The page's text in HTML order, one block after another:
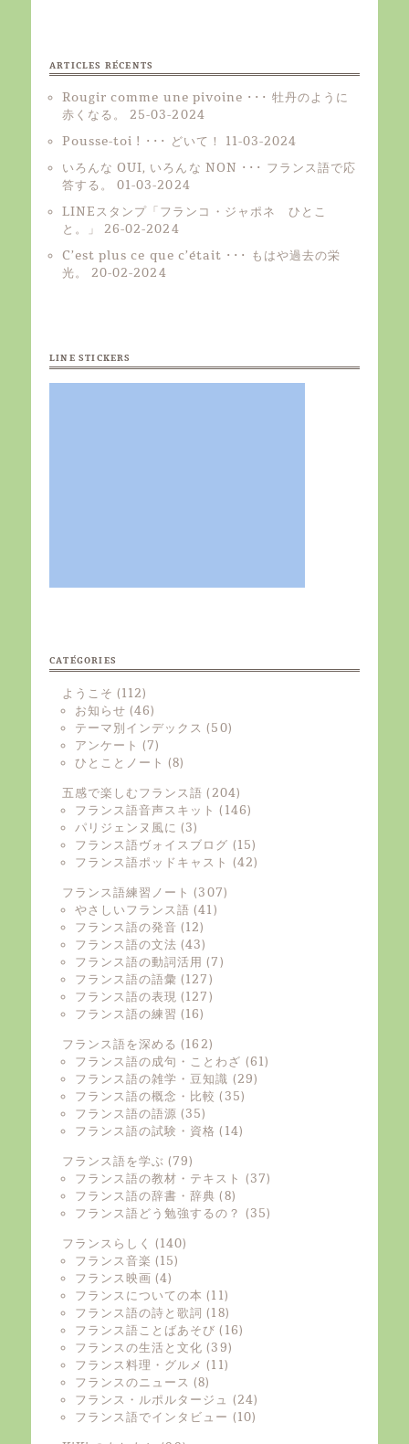
ARTICLES RÉCENTS
Rougir comme une pivoine ･･･ 牡丹のように
赤くなる。
25-03-2024
Pousse-toi ! ･･･ どいて！
11-03-2024
いろんな OUI, いろんな NON ･･･ フランス語で応
答する。
01-03-2024
LINEスタンプ「フランコ・ジャポネ ひとこ
と。」
26-02-2024
C’est plus ce que c’était ･･･ もはや過去の栄
光。
20-02-2024
LINE STICKERS
CATÉGORIES
ようこそ (112)
お知らせ (46)
テーマ別インデックス (50)
アンケート (7)
ひとことノート (8)
五感で楽しむフランス語 (204)
フランス語音声スキット (146)
パリジェンヌ風に (3)
フランス語ヴォイスブログ (15)
フランス語ポッドキャスト (42)
フランス語練習ノート (307)
やさしいフランス語 (41)
フランス語の発音 (12)
フランス語の文法 (43)
フランス語の動詞活用 (7)
フランス語の語彙 (127)
フランス語の表現 (127)
フランス語の練習 (16)
フランス語を深める (162)
フランス語の成句・ことわざ (61)
フランス語の雑学・豆知識 (29)
フランス語の概念・比較 (35)
フランス語の語源 (35)
フランス語の試験・資格 (14)
フランス語を学ぶ (79)
フランス語の教材・テキスト (37)
フランス語の辞書・辞典 (8)
フランス語どう勉強するの？ (35)
フランスらしく (140)
フランス音楽 (15)
フランス映画 (4)
フランスについての本 (11)
フランス語の詩と歌詞 (18)
フランス語ことばあそび (16)
フランスの生活と文化 (39)
フランス料理・グルメ (11)
フランスのニュース (8)
フランス・ルポルタージュ (24)
フランス語でインタビュー (10)